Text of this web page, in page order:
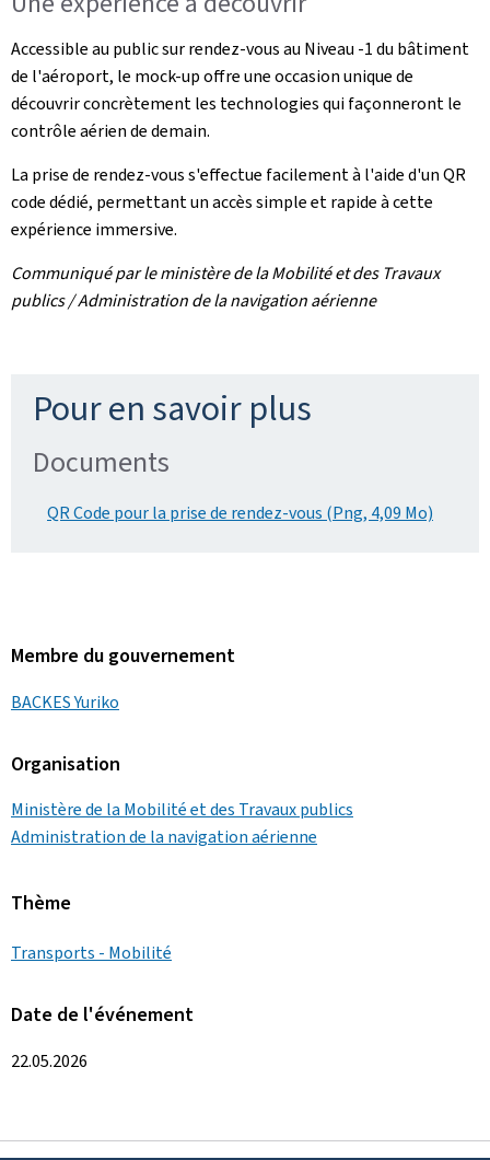
Accessible au public sur rendez-vous au Niveau -1 du bâtiment
de l'aéroport, le mock-up offre une occasion unique de
découvrir concrètement les technologies qui façonneront le
contrôle aérien de demain.
La prise de rendez-vous s'effectue facilement à l'aide d'un QR
code dédié, permettant un accès simple et rapide à cette
expérience immersive.
Communiqué par le ministère de la Mobilité et des Travaux
publics / Administration de la navigation aérienne
Pour en savoir plus
Documents
QR Code pour la prise de rendez-vous (Png, 4,09 Mo)
Membre du gouvernement
BACKES Yuriko
Organisation
Ministère de la Mobilité et des Travaux publics
Administration de la navigation aérienne
Thème
Transports - Mobilité
Date de l'événement
22.05.2026